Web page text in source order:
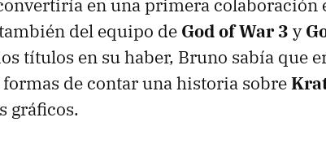
en una primera colaboración
del equipo de God of War 3 y
títulos en su haber, Bruno sabía que
de contar una historia sobre
gráficos.